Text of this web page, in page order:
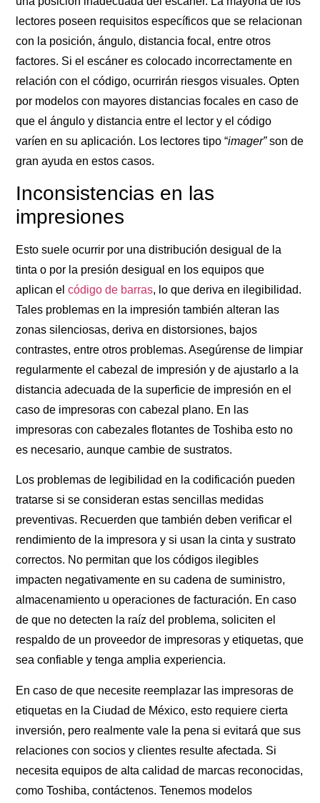
lectores poseen requisitos específicos que se relacionan
con la posición, ángulo, distancia focal, entre otros
factores. Si el escáner es colocado incorrectamente en
relación con el código, ocurrirán riesgos visuales. Opten
por modelos con mayores distancias focales en caso de
que el ángulo y distancia entre el lector y el código
varíen en su aplicación. Los lectores tipo “imager”son de
gran ayuda en estos casos.
Inconsistencias en las
impresiones
Esto suele ocurrir por una distribución desigual de la
tinta o por la presión desigual en los equipos que
aplican elcódigo de barras, lo que deriva en ilegibilidad.
Tales problemas en la impresión también alteran las
zonas silenciosas, deriva en distorsiones, bajos
contrastes, entre otros problemas. Asegúrense de limpiar
regularmente el cabezal de impresión y de ajustarlo a la
distancia adecuada de la superficie de impresión en el
caso de impresoras con cabezal plano. En las
impresoras con cabezales flotantes de Toshiba esto no
es necesario, aunque cambie de sustratos.
Los problemas de legibilidad en la codificación pueden
tratarse si se consideran estas sencillas medidas
preventivas. Recuerden que también deben verificar el
rendimiento de la impresora y si usan la cinta y sustrato
correctos. No permitan que los códigos ilegibles
impacten negativamente en su cadena de suministro,
almacenamiento u operaciones de facturación. En caso
de que no detecten la raíz del problema, soliciten el
respaldo de un proveedor de impresoras y etiquetas, que
sea confiable y tenga amplia experiencia.
En caso de que necesite reemplazar las impresoras de
etiquetas en la Ciudad de México, esto requiere cierta
inversión, pero realmente vale la pena si evitará que sus
relaciones con socios y clientes resulte afectada. Si
necesita equipos de alta calidad de marcas reconocidas,
como Toshiba, contáctenos. Tenemos modelos